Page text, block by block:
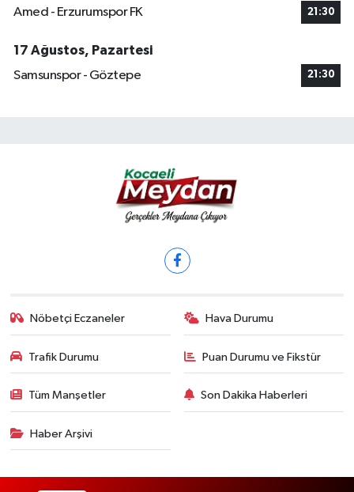
Amed - Erzurumspor FK 21:30
17 Ağustos, Pazartesi
Samsunspor - Göztepe
21:30
Nöbetçi Eczaneler Hava Durumu
Trafik Durumu Puan Durumu ve Fikstür
Tüm Manşetler Son Dakika Haberleri
Haber Arşivi